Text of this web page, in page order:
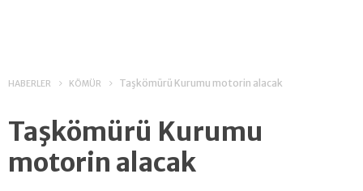
HABERLER KÖMÜR Taşkömürü Kurumu motorin alacak
Taşkömürü Kurumu
motorin alacak